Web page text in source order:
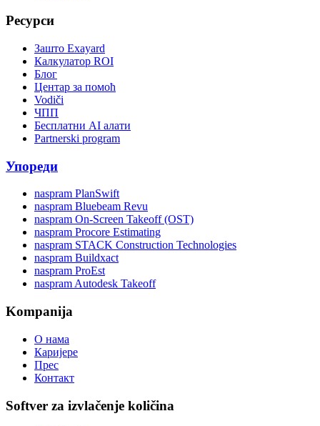
Ресурси
Зашто Exayard
Калкулатор ROI
Блог
Центар за помоћ
Vodiči
ЧПП
Бесплатни AI алати
Partnerski program
Упореди
naspram PlanSwift
naspram Bluebeam Revu
naspram On-Screen Takeoff (OST)
naspram Procore Estimating
naspram STACK Construction Technologies
naspram Buildxact
naspram ProEst
naspram Autodesk Takeoff
Kompanija
О нама
Каријере
Прес
Контакт
Softver za izvlačenje količina